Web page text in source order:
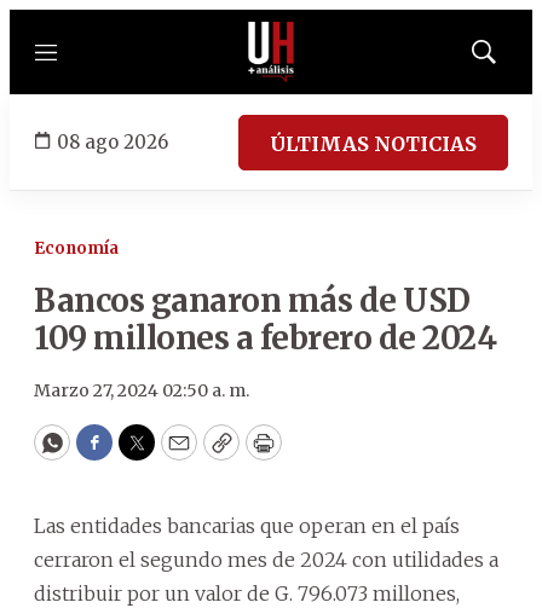
Menú
Mostrar
08 ago 2026 ÚLTIMAS NOTICIAS
Economía
Bancos ganaron más de USD
109 millones a febrero de 2024
Marzo 27, 2024 02:50 a. m.
WhatsApp
Facebook
Twitter
EmailCopyPrint
Las entidades bancarias que operan en el país
cerraron el segundo mes de 2024 con utilidades a
distribuir por un valor de G. 796.073 millones,